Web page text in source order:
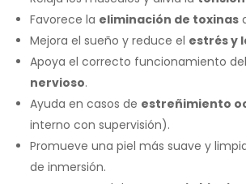
Favorece la eliminación de toxinas
Mejora el sueño y reduce el estrés y
Apoya el correcto funcionamiento del
nervioso.
Ayuda en casos de estreñimiento
interno con supervisión).
Promueve una piel más suave y
de inmersión.